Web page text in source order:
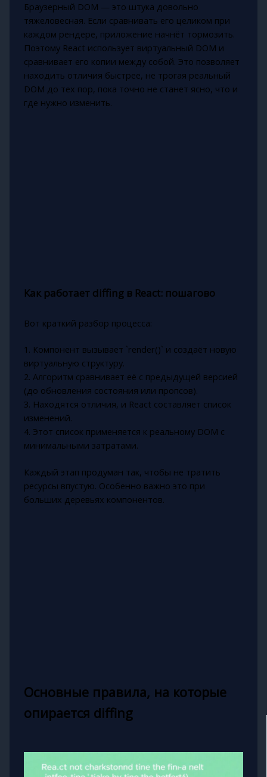
Браузерный DOM — это штука довольно
тяжеловесная. Если сравнивать его целиком при
каждом рендере, приложение начнёт тормозить.
Поэтому React использует виртуальный DOM и
сравнивает его копии между собой. Это позволяет
находить отличия быстрее, не трогая реальный
DOM до тех пор, пока точно не станет ясно, что и
где нужно изменить.
Как работает diffing в React: пошагово
Вот краткий разбор процесса:
1. Компонент вызывает `render()` и создаёт новую
виртуальную структуру.
2. Алгоритм сравнивает её с предыдущей версией
(до обновления состояния или пропсов).
3. Находятся отличия, и React составляет список
изменений.
4. Этот список применяется к реальному DOM с
минимальными затратами.
Каждый этап продуман так, чтобы не тратить
ресурсы впустую. Особенно важно это при
больших деревьях компонентов.
Основные правила, на которые
опирается diffing